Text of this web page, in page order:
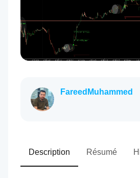
FareedMuhammed
Description Résumé